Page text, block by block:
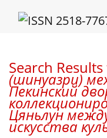
Search
(шинуазри)
Пекинский
Цяньлун
искусства